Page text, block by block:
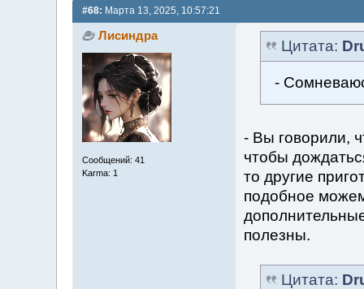
#68: Марта 13, 2025, 10:57:21
Лисиндра
Сообщений: 41
Karma: 1
Цитата:
-
- Вы говорили,
чтобы
то другие
подобное
полезны.
Цитата: